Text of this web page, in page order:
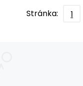
Stránka: 1